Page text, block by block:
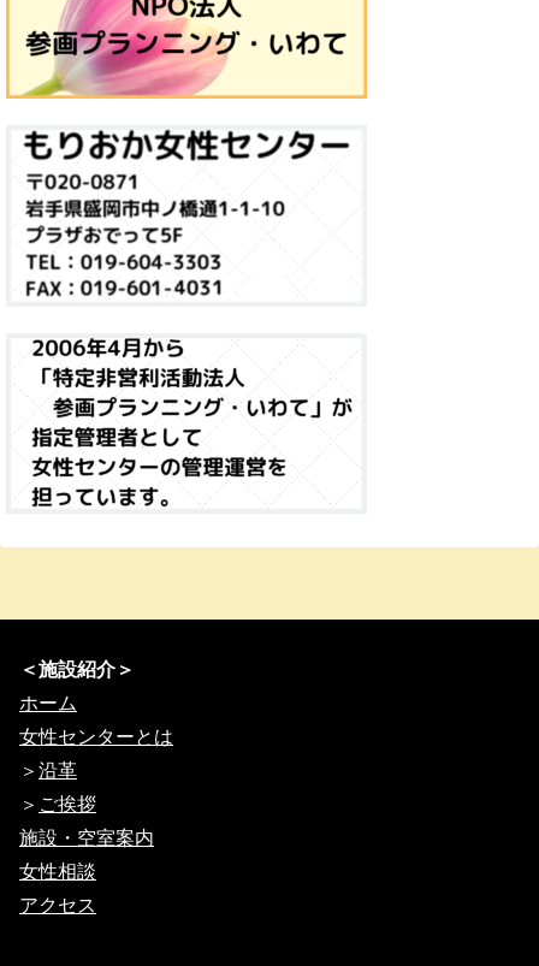
＜施設紹介＞
ホーム
女性センターとは
＞ 沿革
＞ ご挨拶
施設・空室案内
女性相談
アクセス